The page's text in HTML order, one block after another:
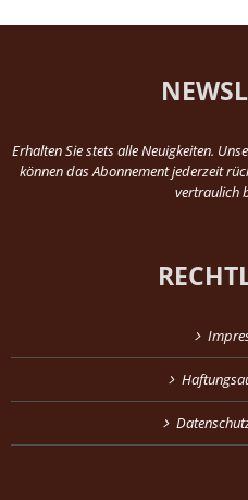
Erhalten Sie stets alle Neuigkeiten.
können das Abonnement jederzeit
vertraulich